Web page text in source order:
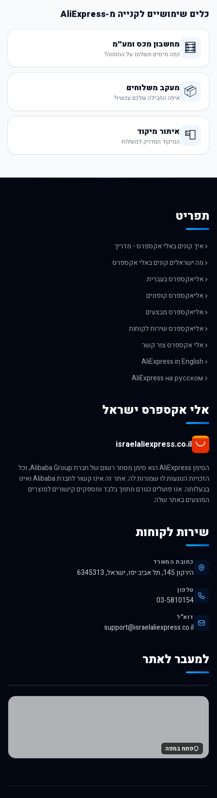
כלים שימושיים לקנייה מ-AliExpress
🧮 מחשבון מכס ומע״מ
כמה מיסים תשלמו על ההזמנה?
📦 מעקב משלוחים
איפה החבילה שלכם עכשיו?
📮 איתור מיקוד
המיקוד המדויק למשלוח
תפריט
איך קונים באלי אקספרס - מדריך
מה ישראלים קונים באלי אקספרס
אליאקספרס בעברית
אליאקספרס קופונים
אליאקספרס מבצעים
אליאקספרס שירות לקוחות
אלי אקספרס צור קשר
AliExpress in English
AliExpress на русском
אלי אקספרס ישראל
israelaliexpress.co.il
הסימן AliExpress הוא סימן מסחר רשום של חברת Alibaba Group, וכל
הזכויות הנוגעות לו שמורות לה. אתר זה אינו קשור לחברת Alibaba ואינו
בבעלותה. אנו פועלים כגורם מתווך בלבד ומספקים קישורים למוצרים
המוצעים באתר שלה.
שירות לקוחות
כתובת המשרד
הירקון 145, תל אביב יפו, ישראל, 6345313
טלפון
03-5810154
דוא"ל
support@israelaliexpress.co.il
למעבר לאתר
לרכישה באלי אקספרס
פתח במפה